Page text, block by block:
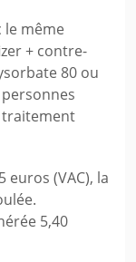
le même
+ contre-
80 ou
traitement
(VAC), la
5,40